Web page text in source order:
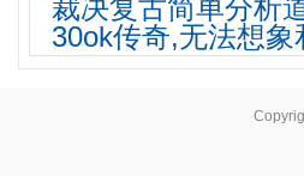
裁决复古简单分析
30ok传奇,无法想